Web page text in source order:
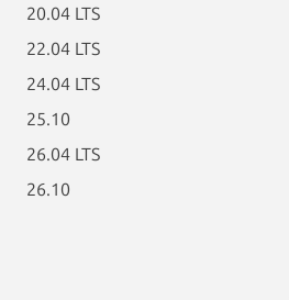
20.04 LTS
22.04 LTS
24.04 LTS
25.10
26.04 LTS
26.10